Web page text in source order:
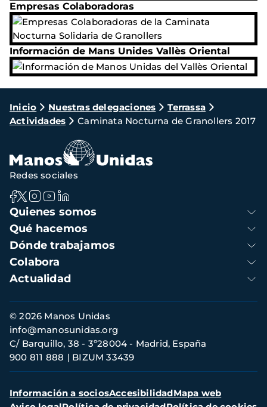
Empresas Colaboradoras
Información de Mans Unides Vallès Oriental
Ruta
de
navegación
Inicio Nuestras delegaciones
Terrassa
Actividades
Caminata Nocturna de Granollers 2017
Navegación
principal
Quienes somos
Qué hacemos
Dónde trabajamos
Colabora
Actualidad
Redes sociales
Información
de
contacto
© 2026 Manos Unidas
C/ Barquillo, 38 - 3º28004 - Madrid, España
900 811 888
BIZUM 33439
info@manosunidas.org
Menú
secundario
Información a sociosAccesibilidadMapa web